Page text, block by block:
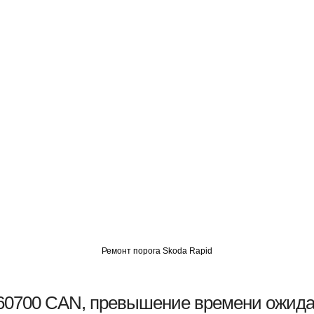
Ремонт порога Skoda Rapid
CAN, превышение времени